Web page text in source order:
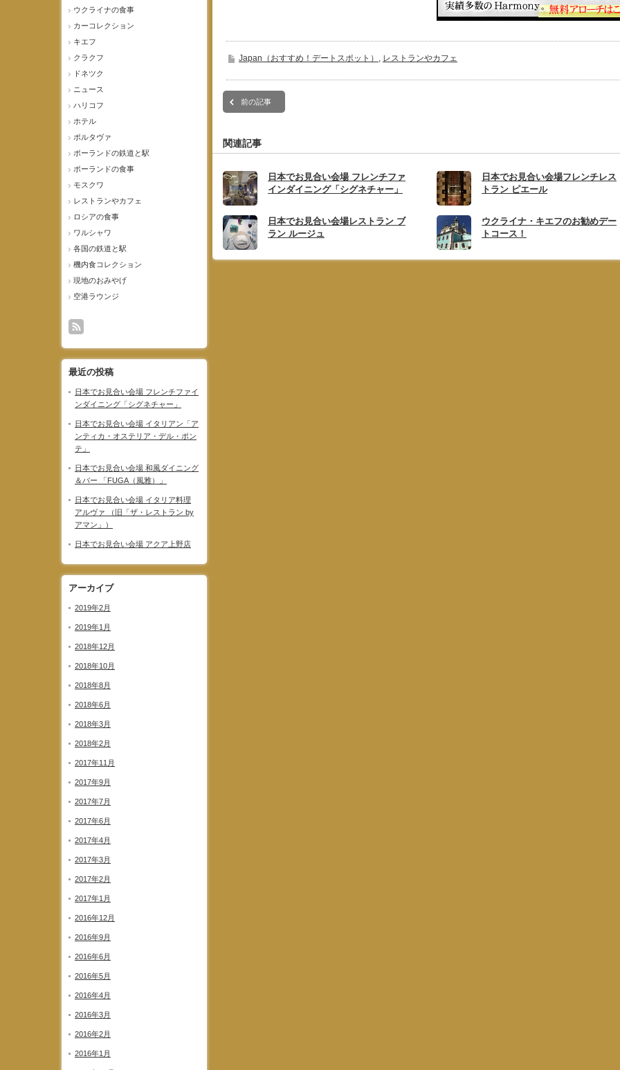
ウクライナの食事
カーコレクション
キエフ
クラクフ
ドネツク
ニュース
ハリコフ
ホテル
ポルタヴァ
ポーランドの鉄道と駅
ポーランドの食事
モスクワ
レストランやカフェ
ロシアの食事
ワルシャワ
各国の鉄道と駅
機内食コレクション
現地のおみやげ
空港ラウンジ
最近の投稿
日本でお見合い会場 フレンチファイ
ンダイニング「シグネチャー」
日本でお見合い会場 イタリアン「ア
ンティカ・オステリア・デル・ポン
テ」
日本でお見合い会場 和風ダイニング
＆バー 「FUGA（風雅）」
日本でお見合い会場 イタリア料理
アルヴァ （旧「ザ・レストラン by
アマン」）
日本でお見合い会場 アクア上野店
アーカイブ
2019年2月
2019年1月
2018年12月
2018年10月
2018年8月
2018年6月
2018年3月
2018年2月
2017年11月
2017年9月
2017年7月
2017年6月
2017年4月
2017年3月
2017年2月
2017年1月
2016年12月
2016年9月
2016年6月
2016年5月
2016年4月
2016年3月
2016年2月
2016年1月
Japan（おすすめ！デートスポット） , レストランやカフェ
前の記事
関連記事
日本でお見合い会場 フレンチファ
インダイニング「シグネチャー」
日本でお見合い会場フレンチレス
トラン ピエール
日本でお見合い会場レストラン ブ
ラン ルージュ
ウクライナ・キエフのお勧めデー
トコース！